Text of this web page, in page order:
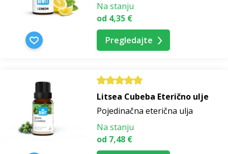
Na stanju
od 4,35 €
Pregledajte
Litsea Cubeba Eterično ulje
Pojedinačna eterična ulja
Na stanju
od 7,48 €